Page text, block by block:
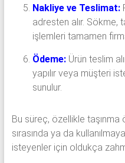
Nakliye ve Teslimat:
adresten alır. Sökme,
işlemleri tamamen
Ödeme: Ürün teslim
yapılır veya müşteri
sunulur.
Bu süreç, özellikle
sırasında ya da
isteyenler için oldukça